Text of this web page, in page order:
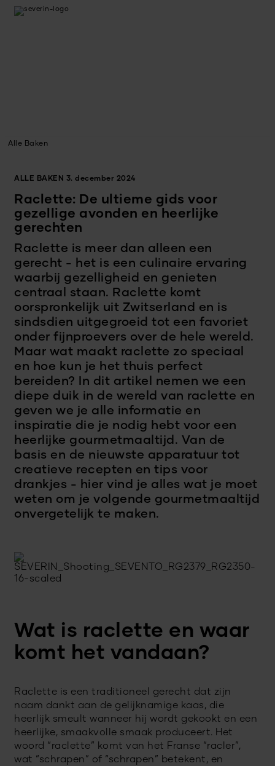
Alle Baken
ALLE BAKEN 3. december 2024
Raclette: De ultieme gids voor
gezellige avonden en heerlijke
gerechten
Raclette is meer dan alleen een
gerecht - het is een culinaire ervaring
waarbij gezelligheid en genieten
centraal staan. Raclette komt
oorspronkelijk uit Zwitserland en is
sindsdien uitgegroeid tot een favoriet
onder fijnproevers over de hele wereld.
Maar wat maakt raclette zo speciaal
en hoe kun je het thuis perfect
bereiden? In dit artikel nemen we een
diepe duik in de wereld van raclette en
geven we je alle informatie en
inspiratie die je nodig hebt voor een
heerlijke gourmetmaaltijd. Van de
basis en de nieuwste apparatuur tot
creatieve recepten en tips voor
drankjes - hier vind je alles wat je moet
weten om je volgende gourmetmaaltijd
onvergetelijk te maken.
Wat is raclette en waar
komt het vandaan?
Raclette is een traditioneel gerecht dat zijn
naam dankt aan de gelijknamige kaas, die
heerlijk smeult wanneer hij wordt gekookt en een
heerlijke, smaakvolle smaak produceert. Het
woord “raclette” komt van het Franse “racler”,
wat “schrapen” of “schrapen” betekent, en